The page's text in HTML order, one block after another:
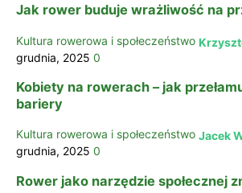
Jak rower buduje wrażliwość na
Kultura rowerowa i społeczeństwo
grudnia, 2025 0
Kobiety na rowerach – jak
bariery
Kultura rowerowa i społeczeństwo Jacek
grudnia, 2025 0
Rower jako narzędzie społecznej